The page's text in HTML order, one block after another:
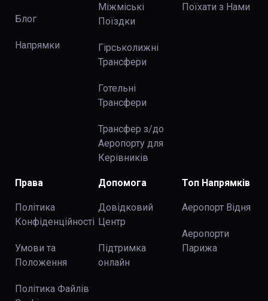
Блог
Напрямки
Міжміські
Поїздки
Гірськолижні
Трансфери
Готельні
Трансфери
Трансфер з/до
Аеропорту для
Керівників
Поїхати з Нами
Права
Політика
Конфіденційності
Умови та
Положення
Політика Файлів
Допомога
Довідковий
Центр
Підтримка
онлайн
Топ Напрямків
Аеропорт Відня
Аеропорти
Парижа